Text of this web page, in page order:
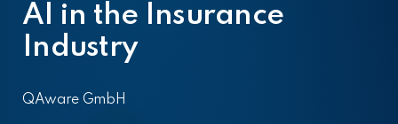
AI in the Insurance
Industry
QAware GmbH